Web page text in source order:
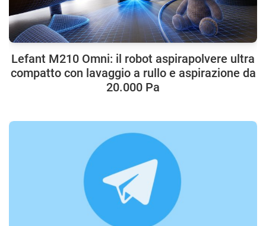
Lefant M210 Omni: il robot aspirapolvere ultra
compatto con lavaggio a rullo e aspirazione da
20.000 Pa